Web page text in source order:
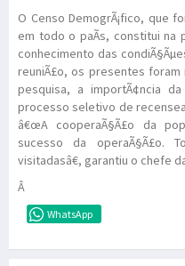
O Censo DemogrÃ¡fico, que
em todo o paÃ­s, constitui na
conhecimento das
reuniÃ£o, os presentes
pesquisa, a importÃ¢ncia
processo seletivo de
â€œA cooperaÃ§Ã£o da
sucesso da operaÃ§Ã£o.
visitadasâ€, garantiu o chefe
Â
WhatsApp